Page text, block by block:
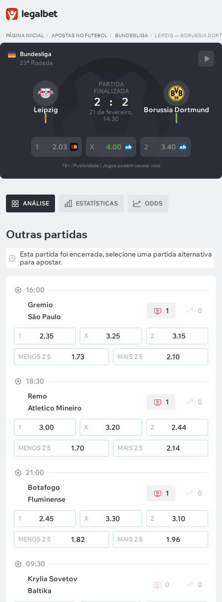
PÁGINA INICIAL APOSTAS NO FUTEBOL BUNDESLIGA LEIPZIG — BORUSSIA
Bundesliga
23ª Rodada
Leipzig
PARTIDA
FINALIZADA
2 : 2
21 de fevereiro,
14:30
Borussia Dortmund
1 2.03 X 4.00 2 3.40
18+ | Publicidade | Jogos podem causar vício
ANÁLISE ESTATÍSTICAS ODDS
Outras partidas
Esta partida foi encerrada, selecione uma partida alternativa
para apostar.
16:00
Gremio
São Paulo
1 0
1 2.35 X 3.25 2 3.15
MENOS 2.5 1.73 MAIS 2.5 2.10
18:30
Remo
Atletico Mineiro
1 0
1 3.00 X 3.20 2 2.44
MENOS 2.5 1.70 MAIS 2.5 2.14
21:00
Botafogo
Fluminense
1 0
1 2.45 X 3.30 2 3.10
MENOS 2.5 1.82 MAIS 2.5 1.96
09:30
Krylia Sovetov
Baltika
0 0